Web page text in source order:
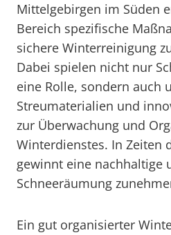
Mittelgebirgen im Süden
Bereich spezifische
sichere Winterreinigung
Dabei spielen nicht nur
eine Rolle, sondern auch
Streumaterialien und
zur Überwachung und
Winterdienstes. In Zeiten
gewinnt eine nachhaltige
Schneeräumung
Ein gut organisierter